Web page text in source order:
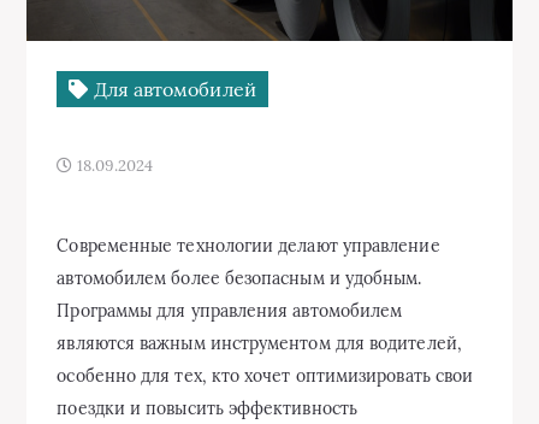
Для автомобилей
18.09.2024
Современные технологии делают управление
автомобилем более безопасным и удобным.
Программы для управления автомобилем
являются важным инструментом для водителей,
особенно для тех, кто хочет оптимизировать свои
поездки и повысить эффективность